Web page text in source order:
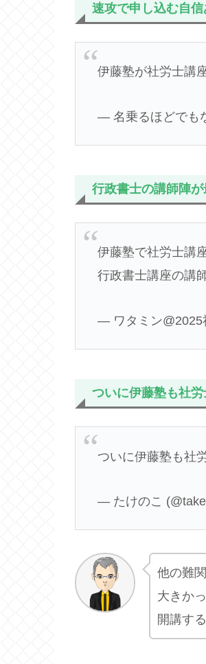
速攻で申し込む自信
伊藤塾が社労士講
— 名乗るほどでも
行政書士の講師陣
伊藤塾で社労士講
行政書士講座の講
— ワタミン@2025
ついに伊藤塾も社
ついに伊藤塾も社
— たけのこ
他の難
大きか
開講す